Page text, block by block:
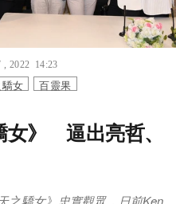
, 2022 14:23
女 百靈果
》 逼出亮哲、
之驕女》忠實觀眾，日前Ken